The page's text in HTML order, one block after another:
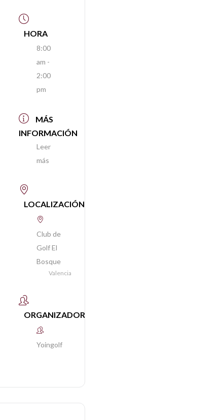
HORA
8:00
am -
2:00
pm
MÁS
INFORMACIÓN
Leer
más
LOCALIZACIÓN
Club de
Golf El
Bosque
Valencia
ORGANIZADOR
Yoingolf